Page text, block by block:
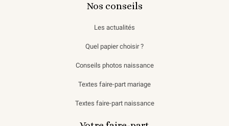
Nos conseils
Les actualités
Quel papier choisir ?
Conseils photos naissance
Textes faire-part mariage
Textes faire-part naissance